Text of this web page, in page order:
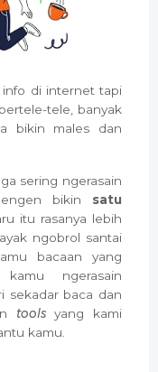
info di internet tapi
tele, banyak
bikin males dan
sering ngerasain
bikin satu
itu rasanya lebih
ngobrol santai
bacaan yang
ngerasain
sekadar baca dan
toolsyang kami
kamu.